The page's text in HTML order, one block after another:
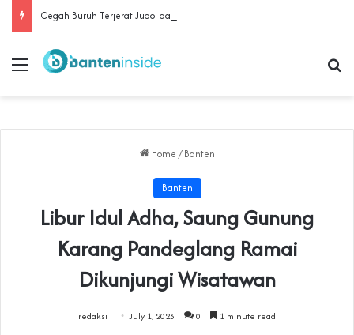
Menu
Home / Banten
Banten
Libur Idul Adha, Saung Gunung
Karang Pandeglang Ramai
Dikunjungi Wisatawan
redaksi July 1, 2023 0 1 minute read